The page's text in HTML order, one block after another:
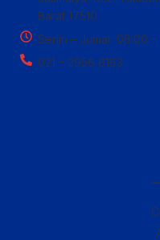
Barat 17510
Senin – Jumat: 08:00 –
021 – 2956 6163